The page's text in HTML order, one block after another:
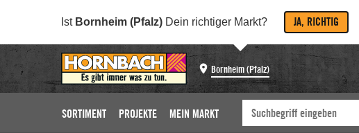
Ist Bornheim (Pfalz) Dein richtiger Markt? JA, RICHTIG
Bornheim (Pfalz)
SORTIMENT PROJEKTE MEIN MARKT